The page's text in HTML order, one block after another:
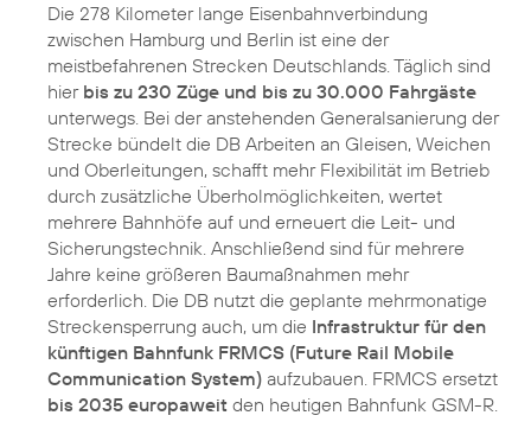
Die 278 Kilometer lange Eisenbahnverbindung
zwischen Hamburg und Berlin ist eine der
meistbefahrenen Strecken Deutschlands. Täglich sind
hier bis zu 230 Züge und bis zu 30.000 Fahrgäste
unterwegs. Bei der anstehenden Generalsanierung der
Strecke bündelt die DB Arbeiten an Gleisen, Weichen
und Oberleitungen, schafft mehr Flexibilität im Betrieb
durch zusätzliche Überholmöglichkeiten, wertet
mehrere Bahnhöfe auf und erneuert die Leit- und
Sicherungstechnik. Anschließend sind für mehrere
Jahre keine größeren Baumaßnahmen mehr
erforderlich. Die DB nutzt die geplante mehrmonatige
Streckensperrung auch, um die Infrastruktur für den
künftigen Bahnfunk FRMCS (Future Rail Mobile
Communication System) aufzubauen. FRMCS ersetzt
bis 2035 europaweit den heutigen Bahnfunk GSM-R.